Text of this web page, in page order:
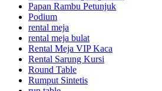
Papan Rambu Petunjuk
Podium
rental meja
rental meja bulat
Rental Meja VIP Kaca
Rental Sarung Kursi
Round Table
Rumput Sintetis